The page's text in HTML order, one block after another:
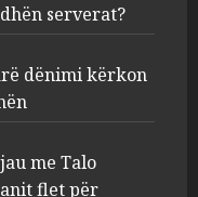
pretencën, ja
kërkon për
serverat?
dënimi kërkon
me Talo
flet për